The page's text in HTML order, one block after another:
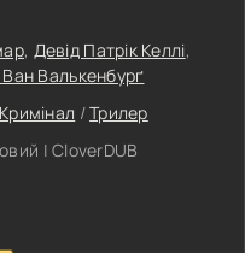
, Девід Патрік Келлі,
Валькенбурґ
Кримінал /Трилер
| CloverDUB